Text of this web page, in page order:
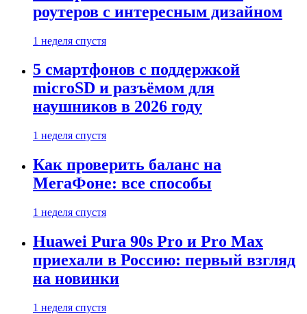
роутеров с интересным дизайном
1 неделя спустя
5 смартфонов с поддержкой
microSD и разъёмом для
наушников в 2026 году
1 неделя спустя
Как проверить баланс на
МегаФоне: все способы
1 неделя спустя
Huawei Pura 90s Pro и Pro Max
приехали в Россию: первый взгляд
на новинки
1 неделя спустя